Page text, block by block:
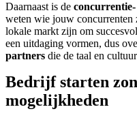
Daarnaast is de
weten wie jouw concurrenten
lokale markt zijn om
een uitdaging vormen, dus
partners die de taal en
Bedrijf starten
mogelijkheden